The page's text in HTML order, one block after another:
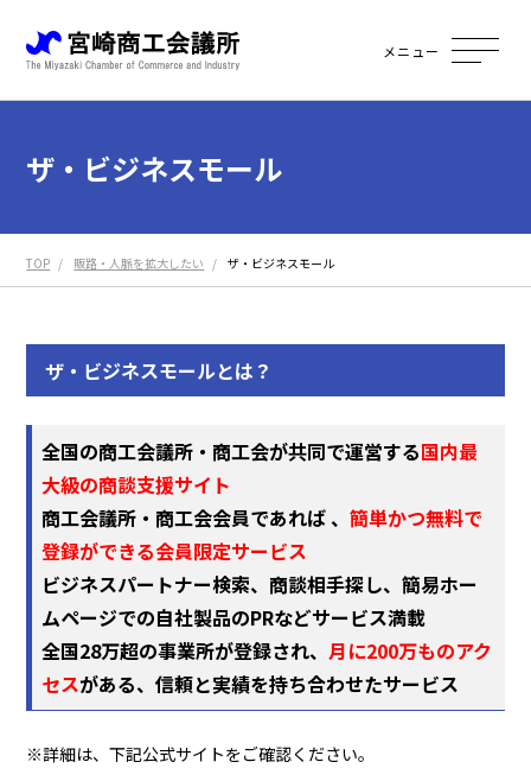
メニュー
ザ・ビジネスモール
TOP 販路・人脈を拡大したい ザ・ビジネスモール
ザ・ビジネスモールとは？
全国の商工会議所・商工会が共同で運営する国内最
大級の商談支援サイト
商工会議所・商工会会員であれば 、簡単かつ無料で
登録ができる会員限定サービス
ビジネスパートナー検索、商談相手探し、簡易ホー
ムページでの自社製品のPRなどサービス満載
全国28万超の事業所が登録され、月に200万ものアク
セスがある、信頼と実績を持ち合わせたサービス
※詳細は、下記公式サイトをご確認ください。